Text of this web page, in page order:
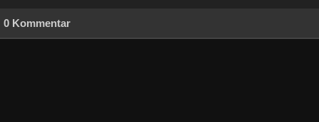
0 Kommentar